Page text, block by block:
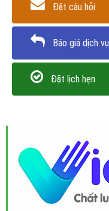
Đặt câu hỏi
Báo giá dịch vụ
Đặt lịch hẹn